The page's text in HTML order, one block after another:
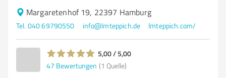
Margaretenhof 19, 22397 Hamburg
Tel. 040 69790550 info@lmteppich.de lmteppich.com/
5,00 / 5,00
47 Bewertungen (1 Quelle)